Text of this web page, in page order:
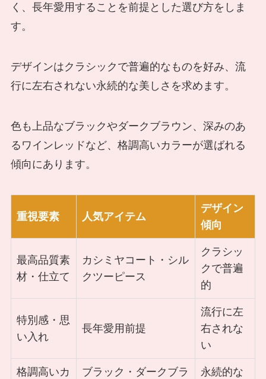
く、長年愛用することを前提とした選び方をしま
す。
デザインはクラシックで普遍的なものを好み、流
行に左右されない永続的な美しさを求めます。
色も上品なブラックやダークブラウン、深みのあ
るワインレッドなど、格調高いカラーが選ばれる
傾向にあります。
重視要素 人気アイテム
デザイン
傾向
最高品質素
材・仕立て
カシミヤコート・シル
クツーピース
クラシッ
クで普遍
的
特別感・思
い入れ
長年愛用前提
流行に左
右されな
い
格調高いカ
ブラック・ダークブラ
永続的な